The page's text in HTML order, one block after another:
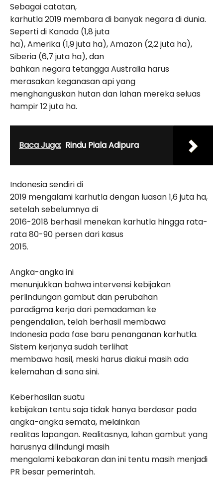
Sebagai catatan,
karhutla 2019 membara di banyak negara di dunia.
Seperti di Kanada (1,8 juta
ha), Amerika (1,9 juta ha), Amazon (2,2 juta ha),
Siberia (6,7 juta ha), dan
bahkan negara tetangga Australia harus
merasakan keganasan api yang
menghanguskan hutan dan lahan mereka seluas
hampir 12 juta ha.
Baca Juga: Rindu Piala Adipura
Indonesia sendiri di
2019 mengalami karhutla dengan luasan 1,6 juta ha,
setelah sebelumnya di
2016-2018 berhasil menekan karhutla hingga rata-
rata 80-90 persen dari kasus
2015.
Angka-angka ini
menunjukkan bahwa intervensi kebijakan
perlindungan gambut dan perubahan
paradigma kerja dari pemadaman ke
pengendalian, telah berhasil membawa
Indonesia pada fase baru penanganan karhutla.
Sistem kerjanya sudah terlihat
membawa hasil, meski harus diakui masih ada
kelemahan di sana sini.
Keberhasilan suatu
kebijakan tentu saja tidak hanya berdasar pada
angka-angka semata, melainkan
realitas lapangan. Realitasnya, lahan gambut yang
harusnya dilindungi masih
mengalami kebakaran dan ini tentu masih menjadi
PR besar pemerintah.